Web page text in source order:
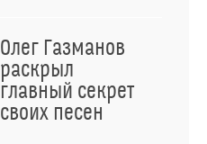
Олег Газманов
раскрыл
главный секрет
своих песен